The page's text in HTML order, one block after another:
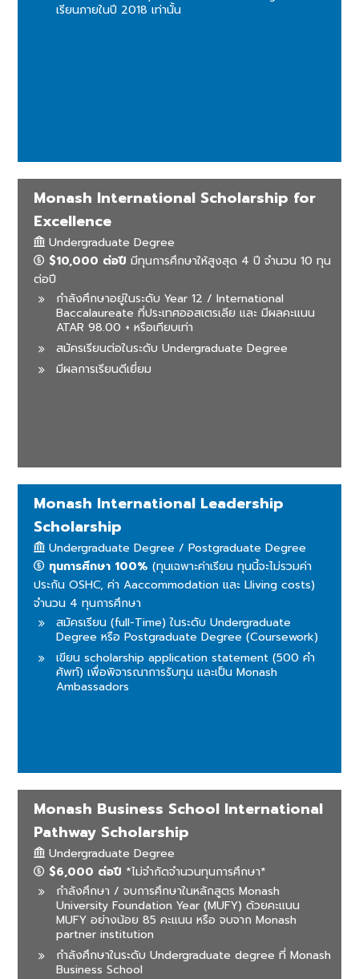
เรียนภายในปี 2018 เท่านั้น
Monash International Scholarship for
Excellence
Undergraduate Degree
$10,000 ต่อปีมีทุนการศึกษาให้สูงสุด 4 ปี จำนวน 10 ทุน
ต่อปี
กำลังศึกษาอยู่ในระดับ Year 12 / International
Baccalaureate ที่ประเทศออสเตรเลีย และ มีผลคะแนน
ATAR 98.00 + หรือเทียบเท่า
สมัครเรียนต่อในระดับ Undergraduate Degree
มีผลการเรียนดีเยี่ยม
Monash International Leadership
Scholarship
Undergraduate Degree / Postgraduate Degree
ทุนการศึกษา 100%(ทุนเฉพาะค่าเรียน ทุนนี้จะไม่รวมค่า
ประกัน OSHC, ค่า Aaccommodation และ Lliving costs)
จำนวน 4 ทุนการศึกษา
สมัครเรียน (full-Time) ในระดับ Undergraduate
Degree หรือ Postgraduate Degree (Coursework)
เขียน scholarship application statement (500 คำ
ศัพท์) เพื่อพิจารณาการรับทุน และเป็น Monash
Ambassadors
Monash Business School International
Pathway Scholarship
Undergraduate Degree
$6,000 ต่อปี *ไม่จำกัดจำนวนทุนการศึกษา*
กำลังศึกษา / จบการศึกษาในหลักสูตร Monash
University Foundation Year (MUFY) ด้วยคะแนน
MUFY อย่างน้อย 85 คะแนน หรือ จบจาก Monash
partner institution
กำลังศึกษาในระดับ Undergraduate degree ที่ Monash
Business School